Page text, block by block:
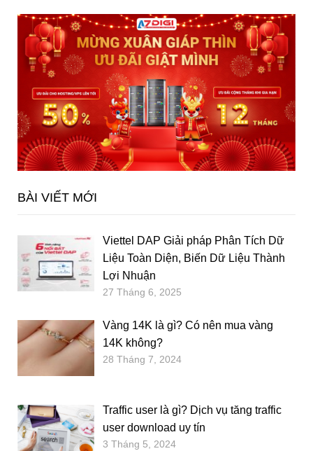
BÀI VIẾT MỚI
Viettel DAP Giải pháp Phân Tích Dữ
Liệu Toàn Diện, Biến Dữ Liệu Thành
Lợi Nhuận
27 Tháng 6, 2025
Vàng 14K là gì? Có nên mua vàng
14K không?
28 Tháng 7, 2024
Traffic user là gì? Dịch vụ tăng traffic
user download uy tín
3 Tháng 5, 2024